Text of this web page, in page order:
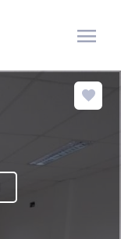
menu